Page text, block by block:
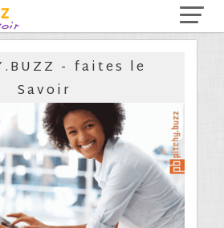
- faites le
Savoir